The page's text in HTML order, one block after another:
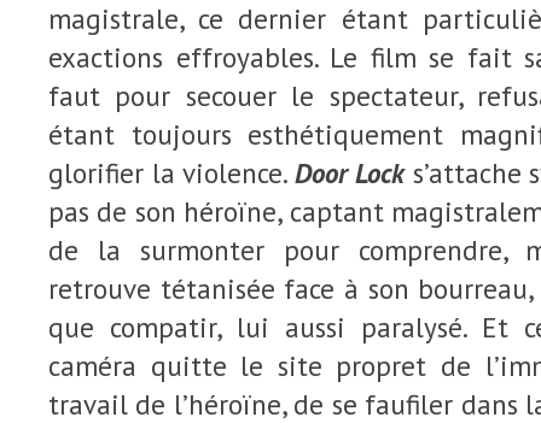
magistrale, ce dernier étant
exactions effroyables. Le film se fait
faut pour secouer le spectateur,
étant toujours esthétiquement
glorifier la violence. Door Locks’attache
pas de son héroïne, captant
de la surmonter pour comprendre,
retrouve tétanisée face à son
que compatir, lui aussi paralysé. Et
caméra quitte le site propret de
travail de l’héroïne, de se faufiler dans